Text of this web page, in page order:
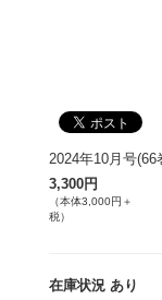
2024年10月号(66
3,300円
（本体3,000円＋
税）
在庫状況 あり